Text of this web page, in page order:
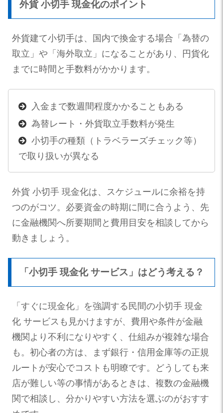
外貨 小切手 現金化のポイント
外貨建て小切手は、国内で換金する場合「為替の
取立」や「海外取立」になることがあり、円貨化
までに時間と手数料がかかります。
入金まで数週間程度かかることもある
為替レート・外貨取立手数料が発生
小切手の種類（トラベラーズチェック等）
で取り扱いが異なる
外貨 小切手 現金化は、スケジュールに余裕を持
つのがコツ。必要資金の時期に間に合うよう、先
に金融機関へ所要期間と費用目安を相談してから
動きましょう。
「小切手 現金化 サービス」はどう考える？
「すぐに現金化」を強調する民間の小切手 現金
化 サービスも見かけますが、費用や条件が金融
機関より不利になりやすく、仕組みが複雑な場合
も。初心者の方は、まず銀行・信用金庫等の正規
ルートが安心でコストも明瞭です。どうしても来
店が難しい等の事情があるときは、複数の金融機
関で相談し、分かりやすい方法を選ぶのがおすす